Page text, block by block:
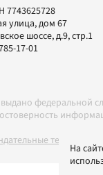
7743625728
улица, дом 67
шоссе, д.9, стр.1
17-01
федеральной
технологии в
На